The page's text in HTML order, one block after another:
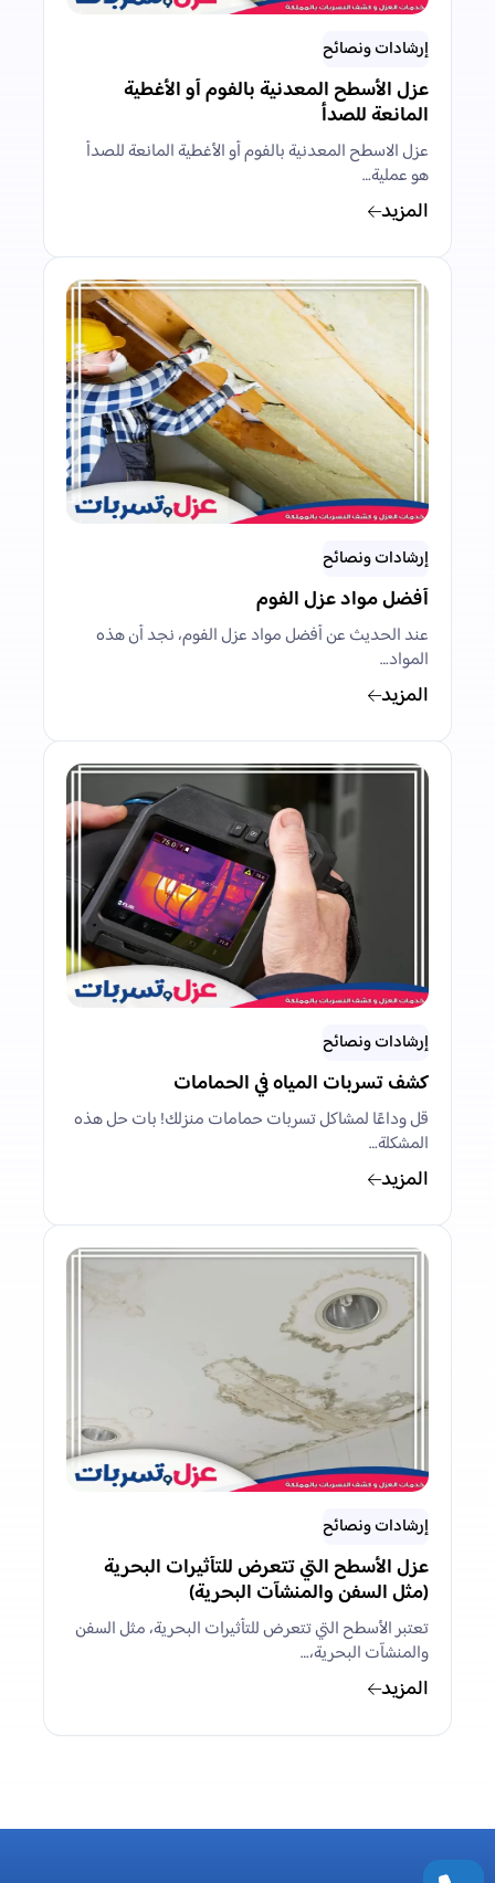
إرشادات ونصائح
عزل الأسطح المعدنية بالفوم أو الأغطية
المانعة للصدأ
عزل الاسطح المعدنية بالفوم أو الأغطية المانعة للصدأ
هو عملية…
المزيد
إرشادات ونصائح
أفضل مواد عزل الفوم
عند الحديث عن أفضل مواد عزل الفوم، نجد أن هذه
المواد…
المزيد
إرشادات ونصائح
كشف تسربات المياه في الحمامات
قل وداعًا لمشاكل تسربات حمامات منزلك! بات حل هذه
المشكلة…
المزيد
إرشادات ونصائح
عزل الأسطح التي تتعرض للتأثيرات البحرية
(مثل السفن والمنشآت البحرية)
تعتبر الأسطح التي تتعرض للتأثيرات البحرية، مثل السفن
والمنشآت البحرية،…
المزيد